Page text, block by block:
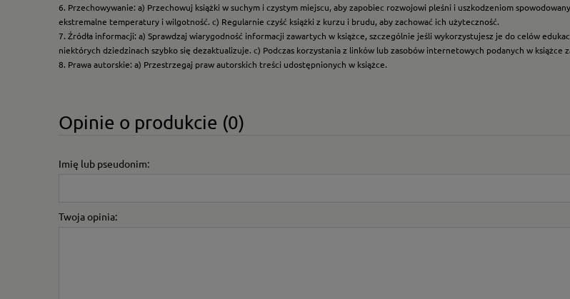
6. Przechowywanie: a) Przechowuj książki w suchym i czystym miejscu, aby zapobiec rozwojowi pleśni i uszkodzeniom
ekstremalne temperatury i wilgotność. c) Regularnie czyść książki z kurzu i brudu, aby zachować ich użyteczność.
7. Źródła informacji: a) Sprawdzaj wiarygodność informacji zawartych w książce, szczególnie jeśli wykorzystujesz je do celów
niektórych dziedzinach szybko się dezaktualizuje. c) Podczas korzystania z linków lub zasobów internetowych podanych w książce
8. Prawa autorskie: a) Przestrzegaj praw autorskich treści udostępnionych w książce.
Opinie o produkcie (0)
Imię lub pseudonim:
Twoja opinia: